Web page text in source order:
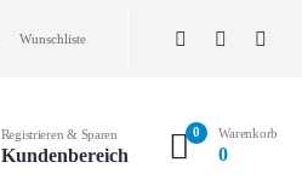
Wunschliste
Registrieren & Sparen
Kundenbereich
0 Warenkorb
0